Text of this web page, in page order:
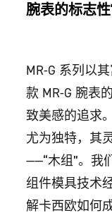
腕表的标志性
MR-G 系列以
款 MR-G 腕表
致美感的追求
尤为独特，其
——“木组”。我
组件模具技术
解卡西欧如何